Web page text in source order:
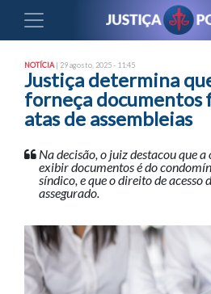
NOTÍCIA | 29 agosto, 2025 - 11:45
Justiça determina
forneça documentos
atas de assembleias
Na decisão, o juiz destacou que
exibir documentos é do
síndico, e que o direito de acesso
assegurado.